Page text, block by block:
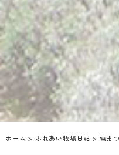
ホーム > ふれあい牧場日記 > 雪ま